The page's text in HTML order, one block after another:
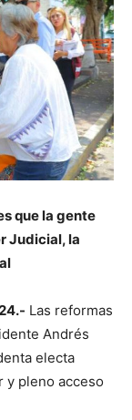
que la gente
Judicial, la
Las reformas
Andrés
electa
y pleno acceso